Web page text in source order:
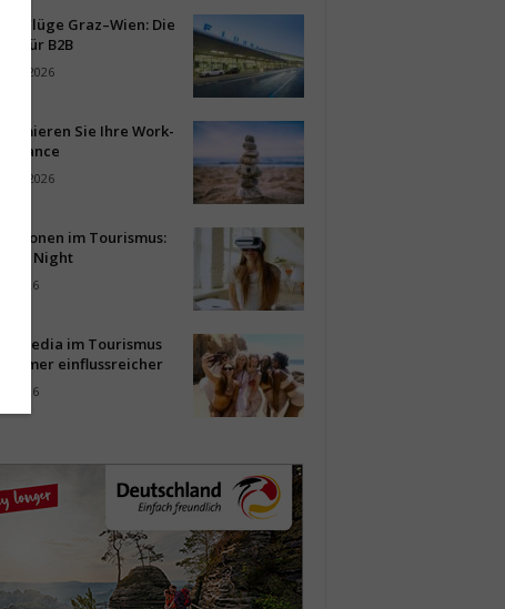
für Flüge Graz–Wien: Die
für B2B
2026
Sie Ihre Work-
Balance
2026
im Tourismus:
up Night
2026
Media im Tourismus
immer einflussreicher
2026